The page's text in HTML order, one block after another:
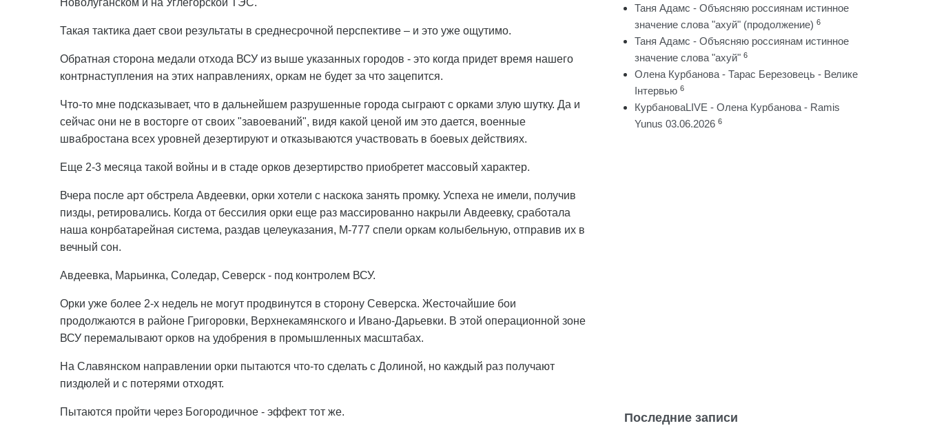
Новолуганском и на Углегорской ТЭС.
Такая тактика дает свои результаты в среднесрочной перспективе – и это уже ощутимо.
Обратная сторона медали отхода ВСУ из выше указанных городов - это когда придет время нашего
контрнаступления на этих направлениях, оркам не будет за что зацепится.
Что-то мне подсказывает, что в дальнейшем разрушенные города сыграют с орками злую шутку. Да и
сейчас они не в восторге от своих "завоеваний", видя какой ценой им это дается, военные
швабростана всех уровней дезертируют и отказываются участвовать в боевых действиях.
Еще 2-3 месяца такой войны и в стаде орков дезертирство приобретет массовый характер.
Вчера после арт обстрела Авдеевки, орки хотели с наскока занять промку. Успеха не имели, получив
пизды, ретировались. Когда от бессилия орки еще раз массированно накрыли Авдеевку, сработала
наша конрбатарейная система, раздав целеуказания, М-777 спели оркам колыбельную, отправив их в
вечный сон.
Авдеевка, Марьинка, Соледар, Северск - под контролем ВСУ.
Орки уже более 2-х недель не могут продвинутся в сторону Северска. Жесточайшие бои
продолжаются в районе Григоровки, Верхнекамянского и Ивано-Дарьевки. В этой операционной зоне
ВСУ перемалывают орков на удобрения в промышленных масштабах.
На Славянском направлении орки пытаются что-то сделать с Долиной, но каждый раз получают
пиздюлей и с потерями отходят.
Пытаются пройти через Богородичное - эффект тот же.
Таня Адамс - Объясняю россиянам истинное
значение слова "ахуй" (продолжение) 6
Таня Адамс - Объясняю россиянам истинное
значение слова "ахуй" 6
Олена Курбанова - Тарас Березовець - Велике
Інтервью 6
КурбановаLIVE - Олена Курбанова - Ramis
Yunus 03.06.2026 6
Последние записи